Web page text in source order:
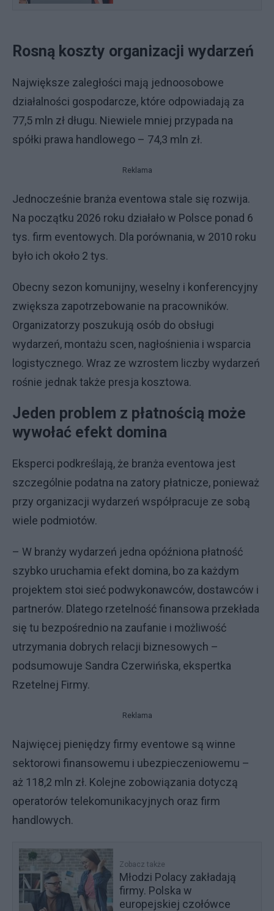
Rosną koszty organizacji wydarzeń
Największe zaległości mają jednoosobowe
działalności gospodarcze, które odpowiadają za
77,5 mln zł długu. Niewiele mniej przypada na
spółki prawa handlowego – 74,3 mln zł.
Reklama
Jednocześnie branża eventowa stale się rozwija.
Na początku 2026 roku działało w Polsce ponad 6
tys. firm eventowych. Dla porównania, w 2010 roku
było ich około 2 tys.
Obecny sezon komunijny, weselny i konferencyjny
zwiększa zapotrzebowanie na pracowników.
Organizatorzy poszukują osób do obsługi
wydarzeń, montażu scen, nagłośnienia i wsparcia
logistycznego. Wraz ze wzrostem liczby wydarzeń
rośnie jednak także presja kosztowa.
Jeden problem z płatnością może
wywołać efekt domina
Eksperci podkreślają, że branża eventowa jest
szczególnie podatna na zatory płatnicze, ponieważ
przy organizacji wydarzeń współpracuje ze sobą
wiele podmiotów.
– W branży wydarzeń jedna opóźniona płatność
szybko uruchamia efekt domina, bo za każdym
projektem stoi sieć podwykonawców, dostawców i
partnerów. Dlatego rzetelność finansowa przekłada
się tu bezpośrednio na zaufanie i możliwość
utrzymania dobrych relacji biznesowych –
podsumowuje Sandra Czerwińska, ekspertka
Rzetelnej Firmy.
Reklama
Najwięcej pieniędzy firmy eventowe są winne
sektorowi finansowemu i ubezpieczeniowemu –
aż 118,2 mln zł. Kolejne zobowiązania dotyczą
operatorów telekomunikacyjnych oraz firm
handlowych.
Zobacz także
Młodzi Polacy zakładają
firmy. Polska w
europejskiej czołówce